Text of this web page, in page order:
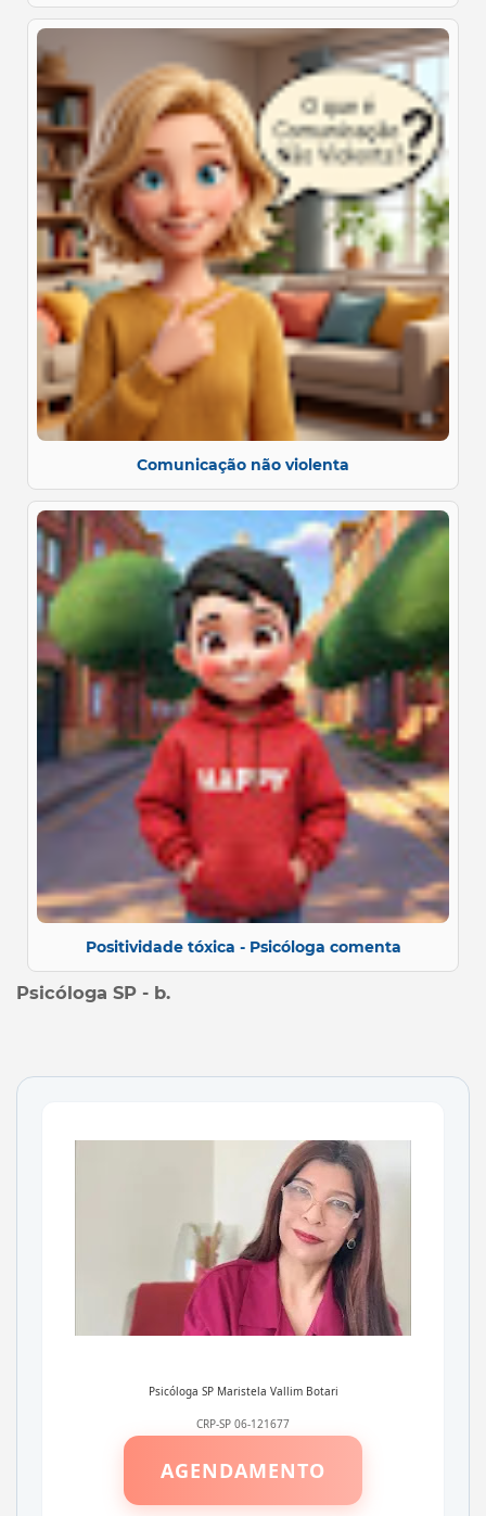
Comunicação não violenta
Positividade tóxica - Psicóloga comenta
Psicóloga SP - b.
Psicóloga SP Maristela Vallim Botari
CRP-SP 06-121677
AGENDAMENTO